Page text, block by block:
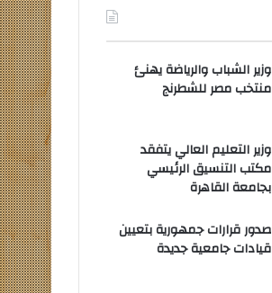
وزير الشباب والرياضة يهنئ
منتخب مصر للشطرنج
وزير التعليم العالي يتفقد
مكتب التنسيق الرئيسي
بجامعة القاهرة
صدور قرارات جمهورية بتعيين
قيادات جامعية جديدة